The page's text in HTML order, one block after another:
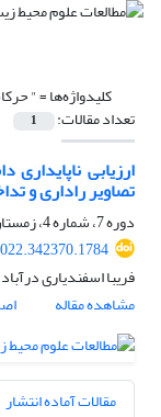
کلیدواژه‌ها ="
تعداد مقالات: 1
ارزیابی
تصاویر راداری و
دوره 7، شماره 4، زمستان 1401، صفحه
فریبا اسفندیاری
مشاهده مقاله
مقالات آماده انتشار